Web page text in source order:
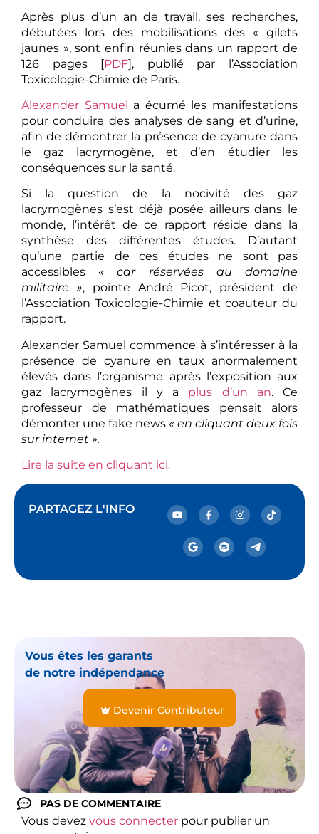
Après plus d’un an de travail, ses recherches,
débutées lors des mobilisations des « gilets
jaunes », sont enfin réunies dans un rapport de
126 pages [PDF], publié par l’Association
Toxicologie-Chimie de Paris.
Alexander Samuel a écumé les manifestations
pour conduire des analyses de sang et d’urine,
afin de démontrer la présence de cyanure dans
le gaz lacrymogène, et d’en étudier les
conséquences sur la santé.
Si la question de la nocivité des gaz
lacrymogènes s’est déjà posée ailleurs dans le
monde, l’intérêt de ce rapport réside dans la
synthèse des différentes études. D’autant
qu’une partie de ces études ne sont pas
accessibles « car réservées au domaine
militaire », pointe André Picot, président de
l’Association Toxicologie-Chimie et coauteur du
rapport.
Alexander Samuel commence à s’intéresser à la
présence de cyanure en taux anormalement
élevés dans l’organisme après l’exposition aux
gaz lacrymogènes il y a plus d’un an. Ce
professeur de mathématiques pensait alors
démonter une fake news « en cliquant deux fois
sur internet ».
Lire la suite en cliquant ici.
PARTAGEZ L'INFO
Vous êtes les garants
de notre indépendance
Devenir Contributeur
PAS DE COMMENTAIRE
Vous devez vous connecter pour publier un